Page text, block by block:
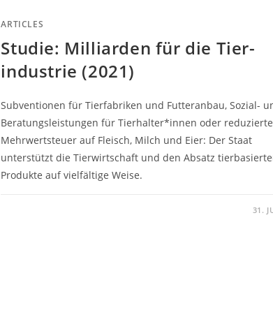
ARTICLES
Studie: Milliarden für die Tier­
industrie (2021)
Subventionen für Tierfabriken und Futteranbau, Sozial-
Beratungsleistungen für Tierhalter*innen oder reduzierte
Mehrwertsteuer auf Fleisch, Milch und Eier: Der Staat
unterstützt die Tierwirtschaft und den Absatz
Produkte auf vielfältige Weise.
31.